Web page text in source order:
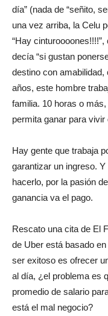
día” (nada de “señito,
una vez arriba, la Celu
“Hay
decía “si gustan
destino con
años, este hombre
familia. 10 horas o
permita ganar para
Hay gente que trabaja
garantizar un ingreso.
hacerlo, por la pasión
ganancia va el pago.
Rescato una cita de El
de Uber está basado
ser exitoso es ofrecer
al día, ¿el problema es
promedio de salario
está el mal negocio?